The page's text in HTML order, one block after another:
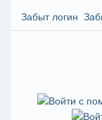
Забыт логин